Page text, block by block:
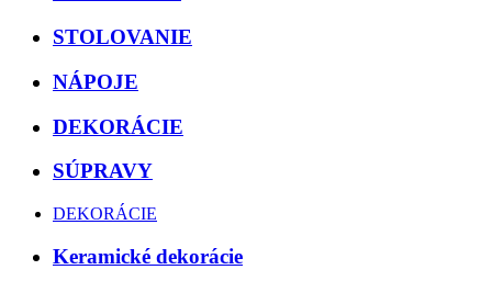
STOLOVANIE
NÁPOJE
DEKORÁCIE
SÚPRAVY
DEKORÁCIE
Keramické dekorácie